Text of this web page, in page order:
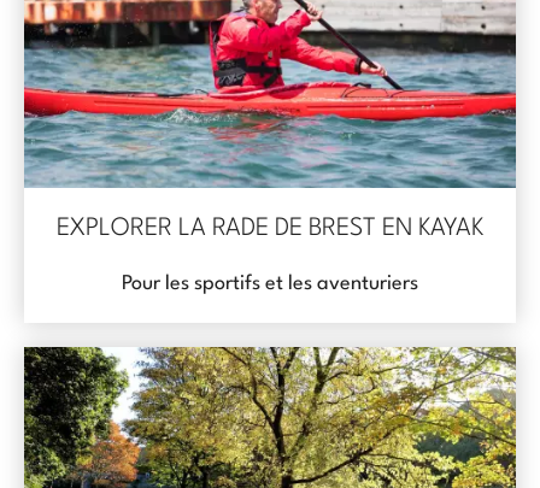
EXPLORER LA RADE DE BREST EN KAYAK
Pour les sportifs et les aventuriers